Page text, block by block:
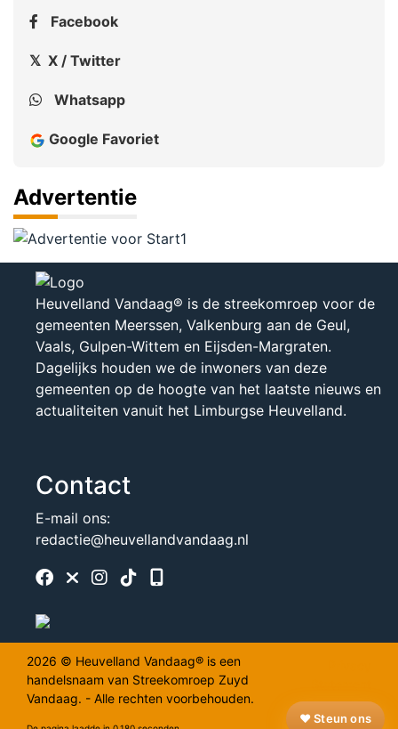
❤️ Steun ons
Facebook
𝕏 X / Twitter
Whatsapp
Google Favoriet
Advertentie
Heuvelland Vandaag® is de streekomroep voor de
gemeenten Meerssen, Valkenburg aan de Geul,
Vaals, Gulpen-Wittem en Eijsden-Margraten.
Dagelijks houden we de inwoners van deze
gemeenten op de hoogte van het laatste nieuws en
actualiteiten vanuit het Limburgse Heuvelland.
Contact
E-mail ons:
redactie@heuvellandvandaag.nl
2026 © Heuvelland Vandaag® is een
handelsnaam van Streekomroep Zuyd
Vandaag. - Alle rechten voorbehouden.
Disclaimer
Klachten